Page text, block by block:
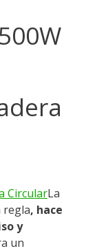
La
regla, hace
y
un